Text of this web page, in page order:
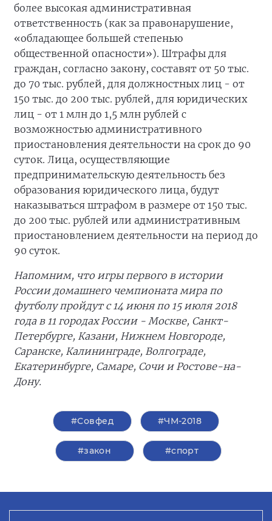
более высокая административная
ответственность (как за правонарушение,
«обладающее большей степенью
общественной опасности»). Штрафы для
граждан, согласно закону, составят от 50 тыс.
до 70 тыс. рублей, для должностных лиц - от
150 тыс. до 200 тыс. рублей, для юридических
лиц - от 1 млн до 1,5 млн рублей с
возможностью административного
приостановления деятельности на срок до 90
суток. Лица, осуществляющие
предпринимательскую деятельность без
образования юридического лица, будут
наказываться штрафом в размере от 150 тыс.
до 200 тыс. рублей или административным
приостановлением деятельности на период до
90 суток.
Напомним, что игры первого в истории
России домашнего чемпионата мира по
футболу пройдут с 14 июня по 15 июля 2018
года в 11 городах России - Москве, Санкт-
Петербурге, Казани, Нижнем Новгороде,
Саранске, Калининграде, Волгограде,
Екатеринбурге, Самаре, Сочи и Ростове-на-
Дону.
#Совфед #ЧМ-2018
#закон #спорт